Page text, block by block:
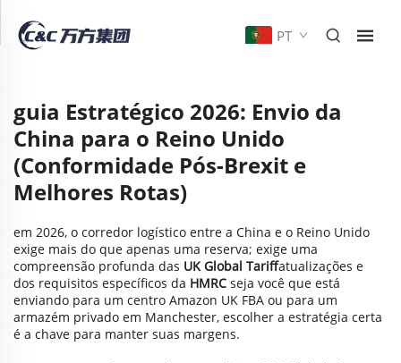
PT
guia Estratégico 2026: Envio da
China para o Reino Unido
(Conformidade Pós-Brexit e
Melhores Rotas)
em 2026, o corredor logístico entre a China e o Reino Unido
exige mais do que apenas uma reserva; exige uma
compreensão profunda das UK Global Tariffatualizações e
dos requisitos específicos da HMRC seja você que está
enviando para um centro Amazon UK FBA ou para um
armazém privado em Manchester, escolher a estratégia certa
é a chave para manter suas margens.